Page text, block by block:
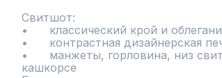
Свитшот:
•	классический крой и облегание
•	контрастная дизайнерская печать
•	манжеты, горловина, низ свитшота из ткани компаньона
кашкорсе